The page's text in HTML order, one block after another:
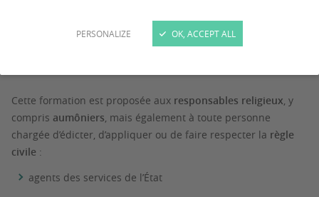
PERSONALIZE OK, ACCEPT ALL
Cette formation est proposée aux responsables religieux, y
compris aumôniers, mais également à toute personne
chargée d’édicter, d’appliquer ou de faire respecter la règle
civile :
agents des services de l’État